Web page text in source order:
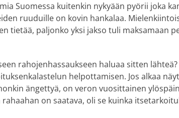
Suomessa kuitenkin nykyään pyörii joka
ruuduille on kovin hankalaa.
tietää, paljonko yksi jakso tuli maksamaan
rahojenhassaukseen haluaa sitten lähteä?
helpottamisen. Jos alkaa
ängettyä, on veron vuosittainen
on saatava, oli se kuinka